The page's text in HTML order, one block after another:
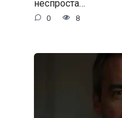
неспроста…
0 8